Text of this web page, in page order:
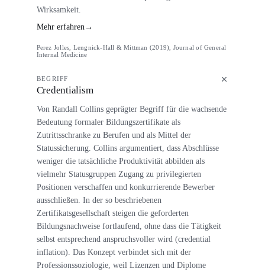
Wirksamkeit.
Mehr erfahren →
Perez Jolles, Lengnick-Hall & Mittman (2019), Journal of General
Internal Medicine
BEGRIFF
Credentialism
Von Randall Collins geprägter Begriff für die wachsende
Bedeutung formaler Bildungszertifikate als
Zutrittsschranke zu Berufen und als Mittel der
Statussicherung. Collins argumentiert, dass Abschlüsse
weniger die tatsächliche Produktivität abbilden als
vielmehr Statusgruppen Zugang zu privilegierten
Positionen verschaffen und konkurrierende Bewerber
ausschließen. In der so beschriebenen
Zertifikatsgesellschaft steigen die geforderten
Bildungsnachweise fortlaufend, ohne dass die Tätigkeit
selbst entsprechend anspruchsvoller wird (credential
inflation). Das Konzept verbindet sich mit der
Professionssoziologie, weil Lizenzen und Diplome